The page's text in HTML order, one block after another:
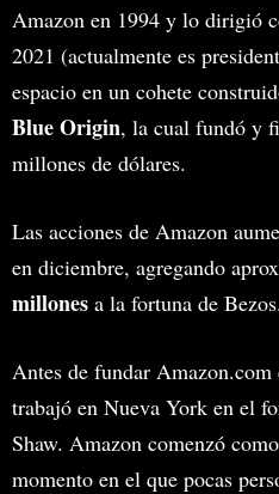
Amazon en 1994 y lo dirigió
2021 (actualmente es
espacio en un cohete
Blue Origin, la cual fundó y
millones de dólares.
Las acciones de Amazon
en diciembre, agregando
millones a la fortuna de Bezos.
Antes de fundar Amazon.com
trabajó en Nueva York en el
Shaw. Amazon comenzó
momento en el que pocas